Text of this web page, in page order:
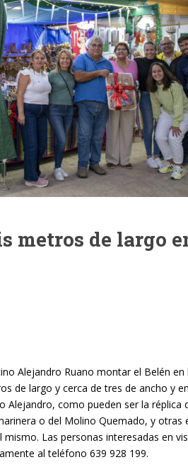
metros de largo
Alejandro Ruano montar el Belén en
de largo y cerca de tres de ancho y
Alejandro, como pueden ser la réplica
o del Molino Quemado, y otras
Las personas interesadas en
al teléfono 639 928 199.